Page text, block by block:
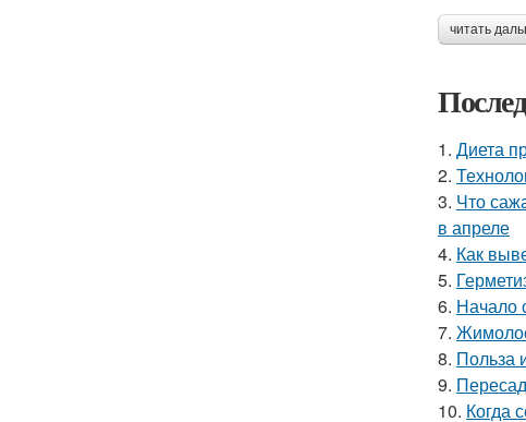
читать
1. Диета
2.
3. Что
в апреле
4. Как
5.
6. Начало
7.
8. Польза
9.
10. Когда